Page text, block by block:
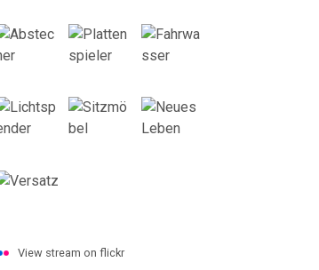
View stream on flickr